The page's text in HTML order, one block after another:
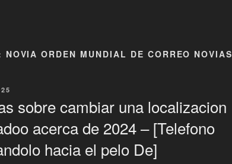
NOVIA ORDEN MUNDIAL DE CORREO NOVIAS
sobre cambiar una localizacion
acerca de 2024 – [Telefono
hacia el pelo De]